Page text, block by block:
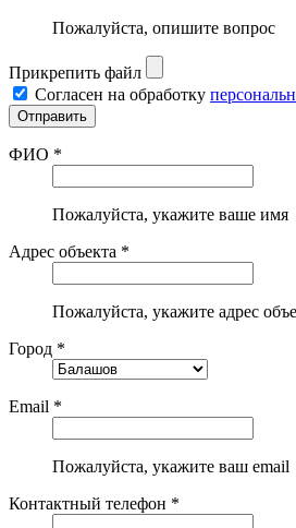
Пожалуйста, опишите вопрос
Прикрепить файл
Согласен на обработку
ФИО *
Пожалуйста, укажите ваше имя
Адрес объекта *
Пожалуйста, укажите адрес
Город *
Email *
Пожалуйста, укажите ваш email
Контактный телефон *